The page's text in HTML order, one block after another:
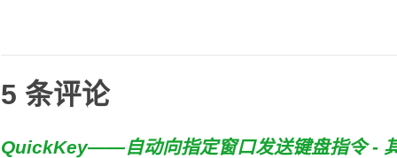
5 条评论
QuickKey——自动向指定窗口发送键盘指令 -